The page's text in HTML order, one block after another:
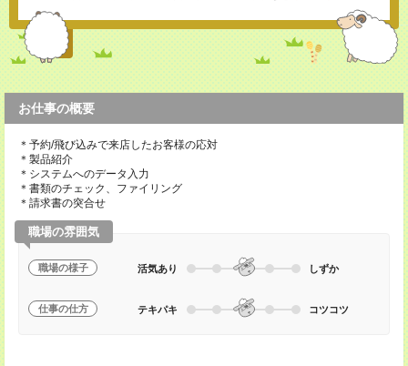
お仕事の概要
＊予約/飛び込みで来店したお客様の応対
＊製品紹介
＊システムへのデータ入力
＊書類のチェック、ファイリング
＊請求書の突合せ
職場の雰囲気
職場の様子 活気あり しずか
仕事の仕方 テキパキ コツコツ